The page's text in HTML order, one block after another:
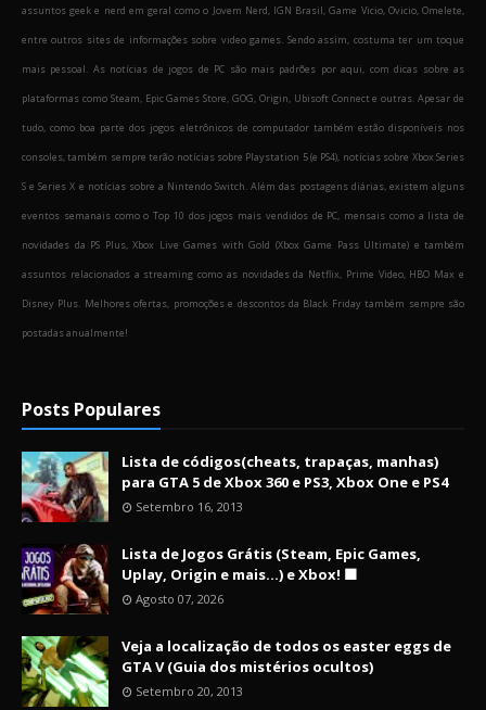
assuntos geek e nerd em geral como o Jovem Nerd, IGN Brasil, Game Vicio, Ovicio, Omelete,
entre outros sites de informações sobre video games. Sendo assim, costuma ter um toque
mais pessoal. As notícias de jogos de PC são mais padrões por aqui, com dicas sobre as
plataformas como Steam, Epic Games Store, GOG, Origin, Ubisoft Connect e outras. Apesar de
tudo, como boa parte dos jogos eletrônicos de computador também estão disponíveis nos
consoles, também sempre terão notícias sobre Playstation 5 (e PS4), notícias sobre Xbox Series
S e Series X e notícias sobre a Nintendo Switch. Além das postagens diárias, existem alguns
eventos semanais como o Top 10 dos jogos mais vendidos de PC, mensais como a lista de
novidades da PS Plus, Xbox Live Games with Gold (Xbox Game Pass Ultimate) e também
assuntos relacionados a streaming como as novidades da Netflix, Prime Video, HBO Max e
Disney Plus. Melhores ofertas, promoções e descontos da Black Friday também sempre são
postadas anualmente!
Posts Populares
Lista de códigos(cheats, trapaças, manhas)
para GTA 5 de Xbox 360 e PS3, Xbox One e PS4
Setembro 16, 2013
Lista de Jogos Grátis (Steam, Epic Games,
Uplay, Origin e mais...) e Xbox! 🟩
Agosto 07, 2026
Veja a localização de todos os easter eggs de
GTA V (Guia dos mistérios ocultos)
Setembro 20, 2013